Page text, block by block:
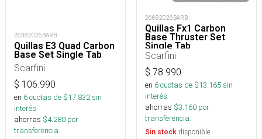
26382026BARB
Quillas E3 Quad Carbon
Base Set Single Tab
Scarfini
$ 106.990
en 6cuotas de $17.832sin
interés
ahorras $4.280 por
transferencia.
26682026BARB
Quillas Fx1 Carbon
Base Thruster Set
Single Tab
Scarfini
$ 78.990
en 6cuotas de $13.165sin
interés
ahorras $3.160 por
transferencia.
Sin stock disponible